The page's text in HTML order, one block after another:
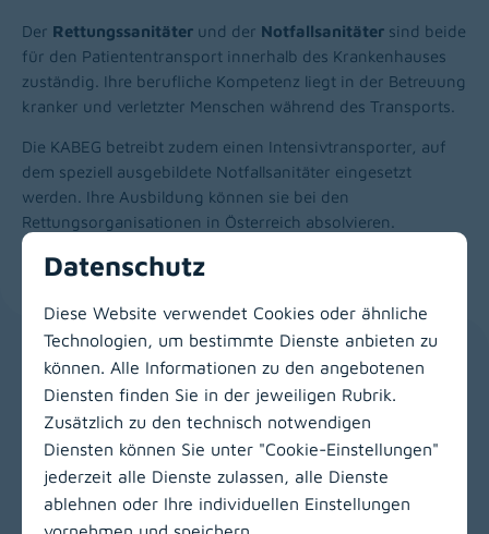
Der Rettungssanitäter und der Notfallsanitäter sind beide
für den Patiententransport innerhalb des Krankenhauses
zuständig. Ihre berufliche Kompetenz liegt in der Betreuung
kranker und verletzter Menschen während des Transports.
Die KABEG betreibt zudem einen Intensivtransporter, auf
dem speziell ausgebildete Notfallsanitäter eingesetzt
werden. Ihre Ausbildung können sie bei den
Rettungsorganisationen in Österreich absolvieren.
Zur Hauptnavigation
Datenschutz
Diese Website verwendet Cookies oder ähnliche
Technologien, um bestimmte Dienste anbieten zu
können. Alle Informationen zu den angebotenen
Diensten finden Sie in der jeweiligen Rubrik.
Zusätzlich zu den technisch notwendigen
Diensten können Sie unter "Cookie-Einstellungen"
jederzeit alle Dienste zulassen, alle Dienste
ablehnen oder Ihre individuellen Einstellungen